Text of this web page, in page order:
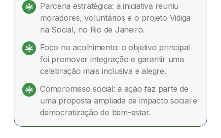
Um olhar sobre o Vidigal
Quem é o Vidiga na Social?
Responsabilidade social em ação
Parceria estratégica: a iniciativa reuniu
moradores, voluntários e o projeto Vidiga
na Social, no Rio de Janeiro.
Foco no acolhimento: o objetivo principal
foi promover integração e garantir uma
celebração mais inclusiva e alegre.
Compromisso social: a ação faz parte de
uma proposta ampliada de impacto social e
democratização do bem-estar.